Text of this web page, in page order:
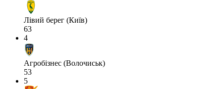
Лівий берег (Київ)
63
4
Агробізнес (Волочиськ)
53
5